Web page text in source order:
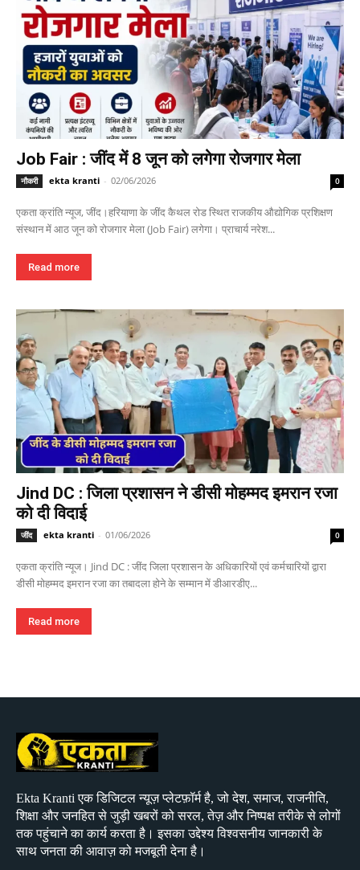
Job Fair : जींद में 8 जून को लगेगा रोजगार मेला
नौकरी ekta kranti - 02/06/2026 0
एकता क्रांति न्यूज, जींद।हरियाणा के जींद कैथल रोड स्थित राजकीय औद्योगिक प्रशिक्षण
संस्थान में आठ जून को रोजगार मेला (Job Fair) लगेगा। प्राचार्य नरेश...
Read more
Jind DC : जिला प्रशासन ने डीसी मोहम्मद इमरान रजा
को दी विदाई
जींद ekta kranti - 01/06/2026 0
एकता क्रांति न्यूज। Jind DC : जींद जिला प्रशासन के अधिकारियों एवं कर्मचारियों द्वारा
डीसी मोहम्मद इमरान रजा का तबादला होने के सम्मान में डीआरडीए...
Read more
Ekta Kranti एक डिजिटल न्यूज़ प्लेटफ़ॉर्म है, जो देश, समाज, राजनीति,
शिक्षा और जनहित से जुड़ी खबरों को सरल, तेज़ और निष्पक्ष तरीके से लोगों
तक पहुंचाने का कार्य करता है। इसका उद्देश्य विश्वसनीय जानकारी के
साथ जनता की आवाज़ को मजबूती देना है।